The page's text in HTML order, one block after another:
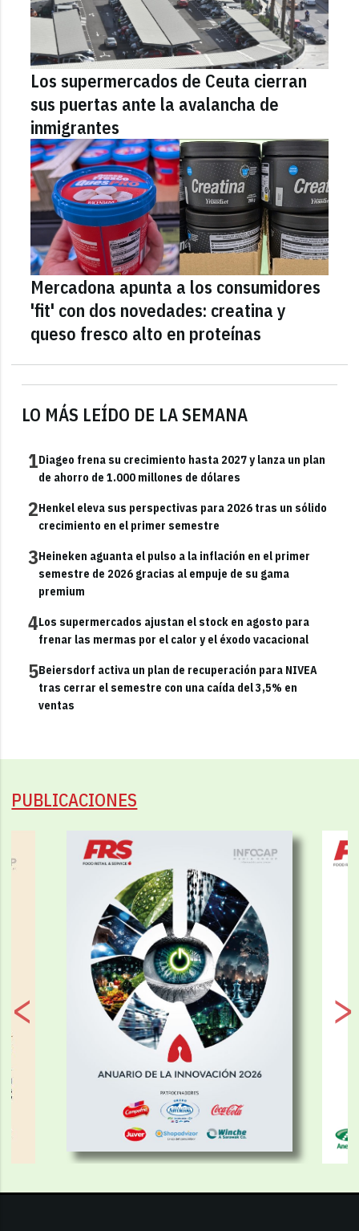
LO MÁS LEÍDO DE LA SEMANA
1Diageo frena su crecimiento hasta 2027 y lanza un plan
de ahorro de 1.000 millones de dólares
2Henkel eleva sus perspectivas para 2026 tras un sólido
crecimiento en el primer semestre
3Heineken aguanta el pulso a la inflación en el primer
semestre de 2026 gracias al empuje de su gama
premium
4Los supermercados ajustan el stock en agosto para
frenar las mermas por el calor y el éxodo vacacional
5Beiersdorf activa un plan de recuperación para NIVEA
tras cerrar el semestre con una caída del 3,5% en
ventas
Los supermercados de Ceuta cierran
sus puertas ante la avalancha de
inmigrantes
Mercadona apunta a los consumidores
'fit' con dos novedades: creatina y
queso fresco alto en proteínas
PUBLICACIONES